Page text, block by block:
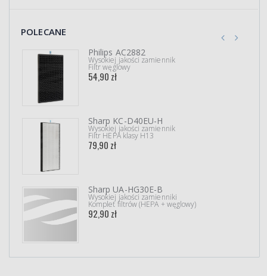
POLECANE
Philips AC2882
Wysokiej jakości zamiennik
Filtr węglowy
54,90 zł
Sharp KC-D40EU-H
Wysokiej jakości zamiennik
Filtr HEPA klasy H13
79,90 zł
Sharp UA-HG30E-B
Wysokiej jakości zamienniki
Komplet filtrów (HEPA + węglowy)
92,90 zł